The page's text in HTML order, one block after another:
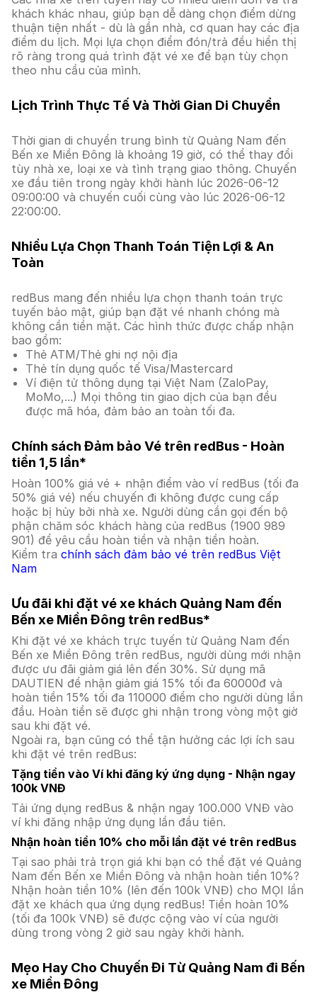
khách khác nhau, giúp bạn dễ dàng chọn điểm dừng
thuận tiện nhất - dù là gần nhà, cơ quan hay các địa
điểm du lịch. Mọi lựa chọn điểm đón/trả đều hiển thị
rõ ràng trong quá trình đặt vé xe để bạn tùy chọn
theo nhu cầu của mình.
Lịch Trình Thực Tế Và Thời Gian Di Chuyển
Thời gian di chuyển trung bình từ Quảng Nam đến
Bến xe Miền Đông là khoảng 19 giờ, có thể thay đổi
tùy nhà xe, loại xe và tình trạng giao thông. Chuyến
xe đầu tiên trong ngày khởi hành lúc 2026-06-12
09:00:00 và chuyến cuối cùng vào lúc 2026-06-12
22:00:00.
Nhiều Lựa Chọn Thanh Toán Tiện Lợi & An
Toàn
redBus mang đến nhiều lựa chọn thanh toán trực
tuyến bảo mật, giúp bạn đặt vé nhanh chóng mà
không cần tiền mặt. Các hình thức được chấp nhận
bao gồm:
Thẻ ATM/Thẻ ghi nợ nội địa
Thẻ tín dụng quốc tế Visa/Mastercard
Ví điện tử thông dụng tại Việt Nam (ZaloPay,
MoMo,...) Mọi thông tin giao dịch của bạn đều
được mã hóa, đảm bảo an toàn tối đa.
Chính sách Đảm bảo Vé trên redBus - Hoàn
tiền 1,5 lần*
Hoàn 100% giá vé + nhận điểm vào ví redBus (tối đa
50% giá vé) nếu chuyến đi không được cung cấp
hoặc bị hủy bởi nhà xe. Người dùng cần gọi đến bộ
phận chăm sóc khách hàng của redBus (1900 989
901) để yêu cầu hoàn tiền và nhận tiền hoàn.
Kiểm tra chính sách đảm bảo vé trên redBus Việt
Nam
Ưu đãi khi đặt vé xe khách Quảng Nam đến
Bến xe Miền Đông trên redBus*
Khi đặt vé xe khách trực tuyến từ Quảng Nam đến
Bến xe Miền Đông trên redBus, người dùng mới nhận
được ưu đãi giảm giá lên đến 30%. Sử dụng mã
DAUTIEN để nhận giảm giá 15% tối đa 60000đ và
hoàn tiền 15% tối đa 110000 điểm cho người dùng lần
đầu. Hoàn tiền sẽ được ghi nhận trong vòng một giờ
sau khi đặt vé.
Ngoài ra, bạn cũng có thể tận hưởng các lợi ích sau
khi đặt vé trên redBus:
Tặng tiền vào Ví khi đăng ký ứng dụng - Nhận ngay
100k VNĐ
Tải ứng dụng redBus & nhận ngay 100.000 VNĐ vào
ví khi đăng nhập ứng dụng lần đầu tiên.
Nhận hoàn tiền 10% cho mỗi lần đặt vé trên redBus
Tại sao phải trả trọn giá khi bạn có thể đặt vé Quảng
Nam đến Bến xe Miền Đông và nhận hoàn tiền 10%?
Nhận hoàn tiền 10% (lên đến 100k VNĐ) cho MỌI lần
đặt xe khách qua ứng dụng redBus! Tiền hoàn 10%
(tối đa 100k VNĐ) sẽ được cộng vào ví của người
dùng trong vòng 2 giờ sau ngày khởi hành.
Mẹo Hay Cho Chuyến Đi Từ Quảng Nam đi Bến
xe Miền Đông